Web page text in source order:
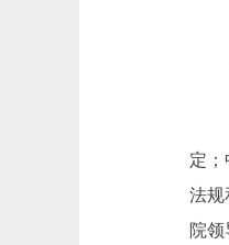
《
《
定
法规
院领